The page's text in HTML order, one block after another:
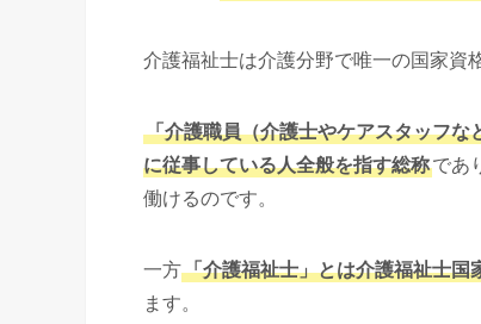
介護福祉士は介護分野で唯一の国家資
「介護職員（介護士やケアスタッフ
に従事している人全般を指す総称であ
働けるのです。
一方「介護福祉士」とは介護福祉士国
ます。